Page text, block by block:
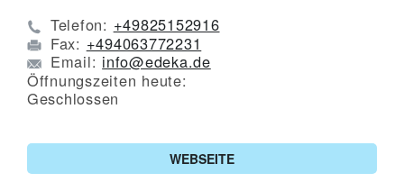
Telefon: +49825152916
Fax: +494063772231
Email: info@edeka.de
Öffnungszeiten heute:
Geschlossen
WEBSEITE